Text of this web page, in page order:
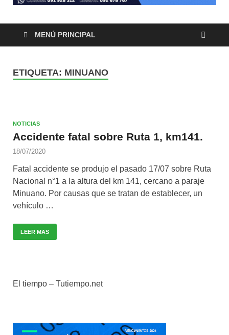
MENÚ PRINCIPAL
ETIQUETA: MINUANO
NOTICIAS
Accidente fatal sobre Ruta 1, km141.
18/07/2020
Fatal accidente se produjo el pasado 17/07 sobre Ruta
Nacional n°1 a la altura del km 141, cercano a paraje
Minuano. Por causas que se tratan de establecer, un
vehículo …
LEER MAS
El tiempo – Tutiempo.net